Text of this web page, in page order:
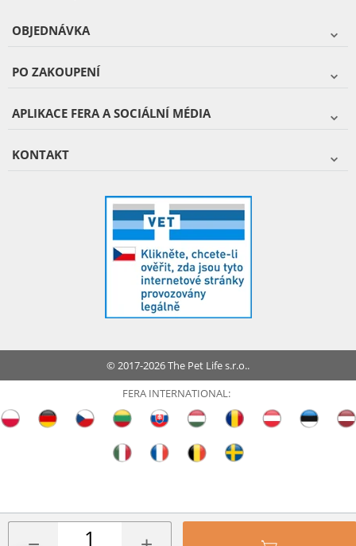
OBJEDNÁVKA
PO ZAKOUPENÍ
APLIKACE FERA A SOCIÁLNÍ MÉDIA
KONTAKT
© 2017-2026 The Pet Life s.r.o..
FERA INTERNATIONAL: